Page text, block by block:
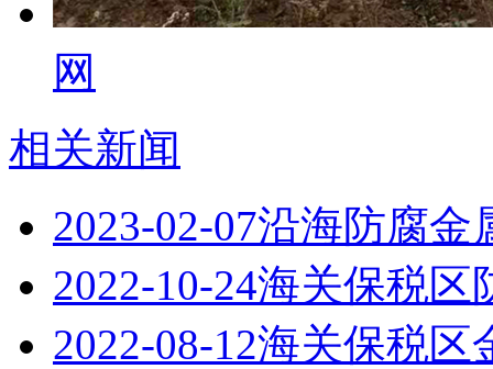
网
相关新闻
2023-02-07沿海防腐金
2022-10-24海关保税区
2022-08-12海关保税区